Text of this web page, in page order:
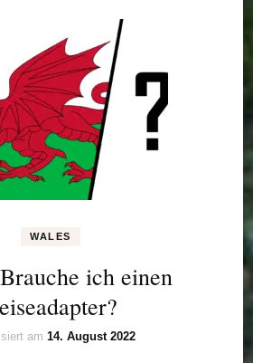
WALES
ich einen
am 14. August 2022